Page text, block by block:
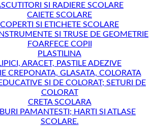
SI RADIERE SCOLARE
CAIETE SCOLARE
COPERTI SI ETICHETE SCOLARE
SI TRUSE DE GEOMETRIE
FOARFECE COPII
PLASTILINA
ARACET, PASTILE ADEZIVE
CREPONATA, GLASATA, COLORATA
SI DE COLORAT; SETURI DE
COLORAT
CRETA SCOLARA
PAMANTESTI; HARTI SI ATLASE
SCOLARE.